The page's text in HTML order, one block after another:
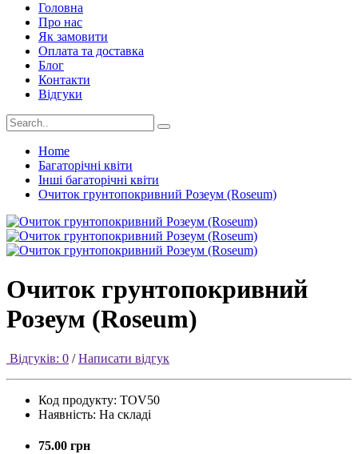
Головна
Про нас
Як замовити
Оплата та доставка
Блог
Контакти
Відгуки
Home
Багаторічні квіти
Інші багаторічні квіти
Очиток грунтопокривний Розеум (Roseum)
Очиток грунтопокривний
Розеум (Roseum)
Відгуків: 0 /Написати відгук
Код продукту: TOV50
Наявність: На складі
75.00 грн